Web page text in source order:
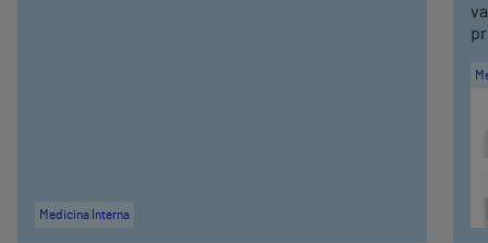
Medicina Interna